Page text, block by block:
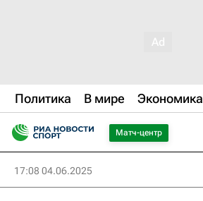
Политика В мире Экономика
Матч-центр
17:08 04.06.2025